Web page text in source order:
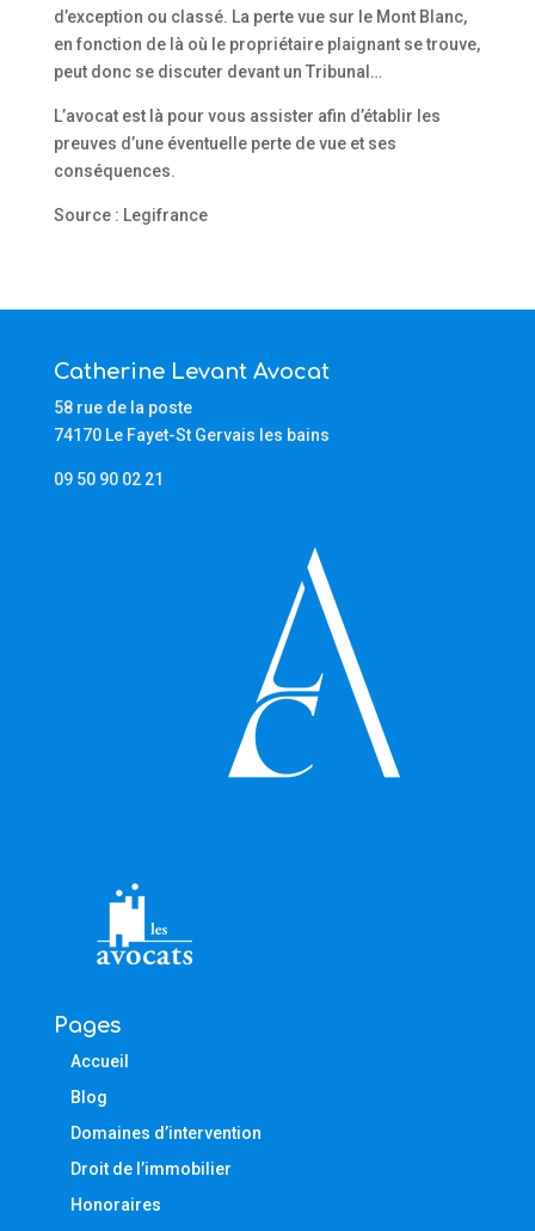
d’exception ou classé. La perte vue sur le Mont Blanc,
en fonction de là où le propriétaire plaignant se trouve,
peut donc se discuter devant un Tribunal…
L’avocat est là pour vous assister afin d’établir les
preuves d’une éventuelle perte de vue et ses
conséquences.
Source : Legifrance
Catherine Levant Avocat
58 rue de la poste
74170 Le Fayet-St Gervais les bains
09 50 90 02 21
Pages
Accueil
Blog
Domaines d’intervention
Droit de l’immobilier
Honoraires